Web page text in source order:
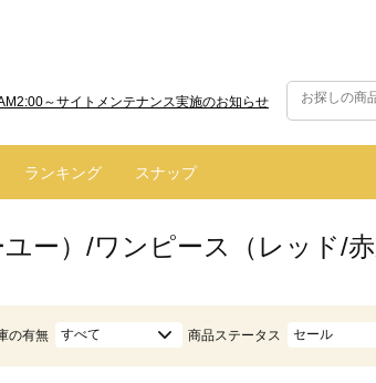
～サイトメンテナンス実施のお知らせ
ランキング スナップ
ー）/ワンピース（レッド/
の有無 すべて 商品ステータス セール